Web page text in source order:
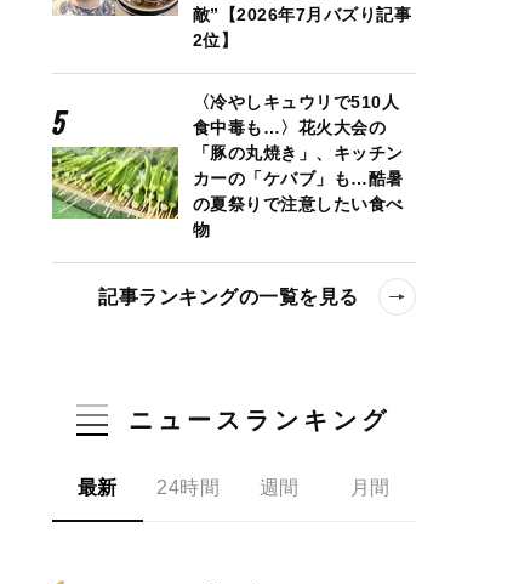
敵”【2026年7月バズり記事
2位】
〈冷やしキュウリで510人
食中毒も…〉花火大会の
「豚の丸焼き」、キッチン
カーの「ケバブ」も…酷暑
の夏祭りで注意したい食べ
物
記事ランキングの一覧を見る
ニュースランキング
最新 24時間 週間 月間